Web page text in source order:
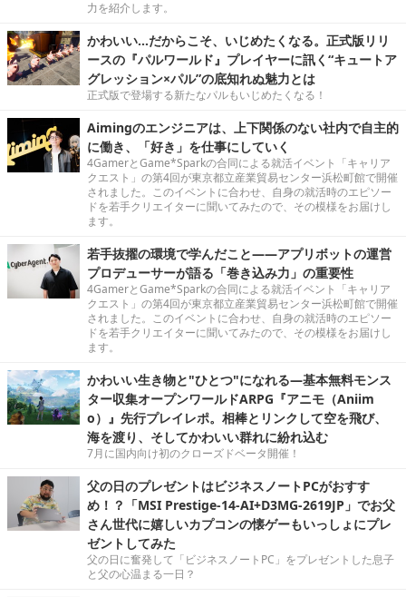
力を紹介します。
かわいい…だからこそ、いじめたくなる。正式版リリ
ースの『パルワールド』プレイヤーに訊く“キュートア
グレッション×パル”の底知れぬ魅力とは
正式版で登場する新たなパルもいじめたくなる！
Aimingのエンジニアは、上下関係のない社内で自主的
に働き、「好き」を仕事にしていく
4GamerとGame*Sparkの合同による就活イベント「キャリア
クエスト」の第4回が東京都立産業貿易センター浜松町館で開催
されました。このイベントに合わせ、自身の就活時のエピソー
ドを若手クリエイターに聞いてみたので、その模様をお届けし
ます。
若手抜擢の環境で学んだこと――アプリボットの運営
プロデューサーが語る「巻き込み力」の重要性
4GamerとGame*Sparkの合同による就活イベント「キャリア
クエスト」の第4回が東京都立産業貿易センター浜松町館で開催
されました。このイベントに合わせ、自身の就活時のエピソー
ドを若手クリエイターに聞いてみたので、その模様をお届けし
ます。
かわいい生き物と"ひとつ"になれる―基本無料モンス
ター収集オープンワールドARPG『アニモ（Aniim
o）』先行プレイレポ。相棒とリンクして空を飛び、
海を渡り、そしてかわいい群れに紛れ込む
7月に国内向け初のクローズドベータ開催！
父の日のプレゼントはビジネスノートPCがおすす
め！？「MSI Prestige-14-AI+D3MG-2619JP」でお父
さん世代に嬉しいカプコンの懐ゲーもいっしょにプレ
ゼントしてみた
父の日に奮発して「ビジネスノートPC」をプレゼントした息子
と父の心温まる一日？